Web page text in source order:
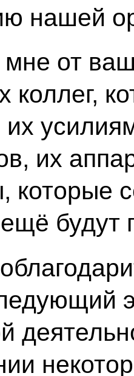
нашей
мне от
коллег,
их
их
которые
будут